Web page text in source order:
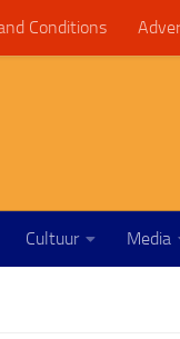
Conditions
Cultuur Media